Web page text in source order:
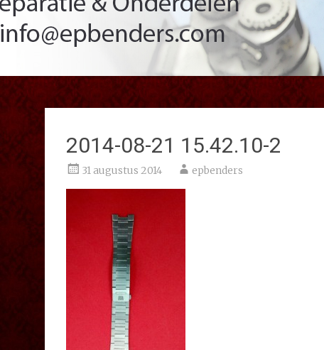
2014-08-21 15.42.10-2
31 augustus 2014 epbenders